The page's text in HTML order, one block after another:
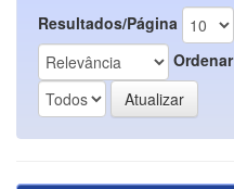
Resultados/Página
Ordenar